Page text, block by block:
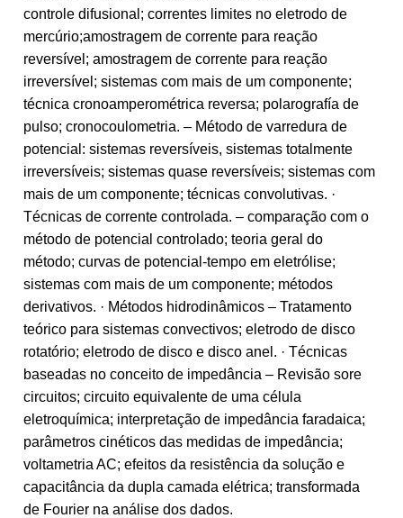
controle difusional; correntes limites no eletrodo de
mercúrio;amostragem de corrente para reação
reversível; amostragem de corrente para reação
irreversível; sistemas com mais de um componente;
técnica cronoamperométrica reversa; polarografía de
pulso; cronocoulometria. – Método de varredura de
potencial: sistemas reversíveis, sistemas totalmente
irreversíveis; sistemas quase reversíveis; sistemas com
mais de um componente; técnicas convolutivas. ·
Técnicas de corrente controlada. – comparação com o
método de potencial controlado; teoria geral do
método; curvas de potencial-tempo em eletrólise;
sistemas com mais de um componente; métodos
derivativos. · Métodos hidrodinâmicos – Tratamento
teórico para sistemas convectivos; eletrodo de disco
rotatório; eletrodo de disco e disco anel. · Técnicas
baseadas no conceito de impedância – Revisão sore
circuitos; circuito equivalente de uma célula
eletroquímica; interpretação de impedância faradaica;
parâmetros cinéticos das medidas de impedância;
voltametria AC; efeitos da resistência da solução e
capacitância da dupla camada elétrica; transformada
de Fourier na análise dos dados.